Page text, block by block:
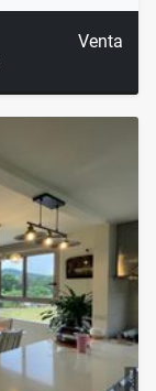
Venta